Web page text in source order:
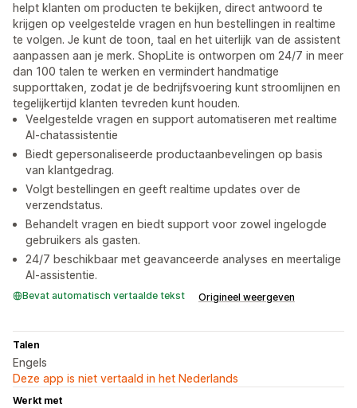
helpt klanten om producten te bekijken, direct antwoord te
krijgen op veelgestelde vragen en hun bestellingen in realtime
te volgen. Je kunt de toon, taal en het uiterlijk van de assistent
aanpassen aan je merk. ShopLite is ontworpen om 24/7 in meer
dan 100 talen te werken en vermindert handmatige
supporttaken, zodat je de bedrijfsvoering kunt stroomlijnen en
tegelijkertijd klanten tevreden kunt houden.
Veelgestelde vragen en support automatiseren met realtime
AI-chatassistentie
Biedt gepersonaliseerde productaanbevelingen op basis
van klantgedrag.
Volgt bestellingen en geeft realtime updates over de
verzendstatus.
Behandelt vragen en biedt support voor zowel ingelogde
gebruikers als gasten.
24/7 beschikbaar met geavanceerde analyses en meertalige
AI-assistentie.
Bevat automatisch vertaalde tekst Origineel weergeven
Talen
Engels
Deze app is niet vertaald in het Nederlands
Werkt met